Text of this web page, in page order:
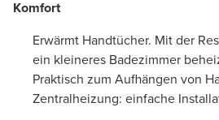
Komfort
Erwärmt Handtücher. Mit der
ein kleineres Badezimmer
Praktisch zum Aufhängen von
Zentralheizung: einfache